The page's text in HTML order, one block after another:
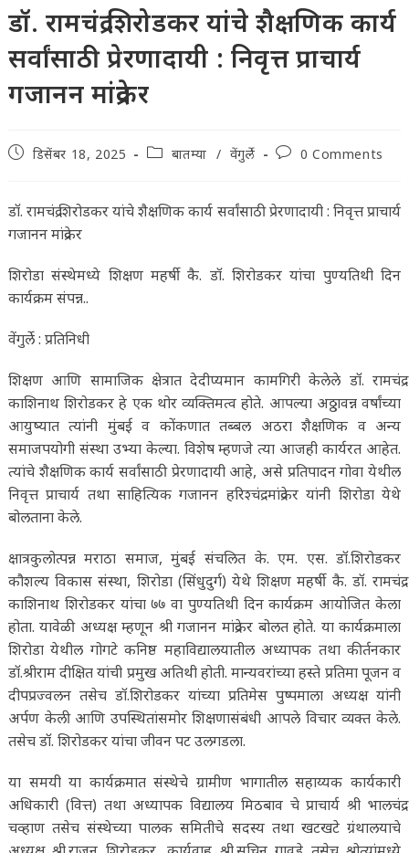
डॉ. रामचंद्र शिरोडकर यांचे शैक्षणिक कार्य
सर्वांसाठी प्रेरणादायी : निवृत्त प्राचार्य
गजानन मांद्रेकर
Postडिसेंबर 18, 2025
Postबातम्या / वेंगुर्ले
Post0 Comments
डॉ. रामचंद्र शिरोडकर यांचे शैक्षणिक कार्य सर्वांसाठी प्रेरणादायी : निवृत्त प्राचार्य
गजानन मांद्रेकर
शिरोडा संस्थेमध्ये शिक्षण महर्षी कै. डॉ. शिरोडकर यांचा पुण्यतिथी दिन
कार्यक्रम संपन्न..
वेंगुर्ले : प्रतिनिधी
शिक्षण आणि सामाजिक क्षेत्रात देदीप्यमान कामगिरी केलेले डॉ. रामचंद्र
काशिनाथ शिरोडकर हे एक थोर व्यक्तिमत्व होते. आपल्या अठ्ठावन्न वर्षांच्या
आयुष्यात त्यांनी मुंबई व कोंकणात तब्बल अठरा शैक्षणिक व अन्य
समाजपयोगी संस्था उभ्या केल्या. विशेष म्हणजे त्या आजही कार्यरत आहेत.
त्यांचे शैक्षणिक कार्य सर्वांसाठी प्रेरणादायी आहे, असे प्रतिपादन गोवा येथील
निवृत्त प्राचार्य तथा साहित्यिक गजानन हरिश्चंद्र मांद्रेकर यांनी शिरोडा येथे
बोलताना केले.
क्षात्रकुलोत्पन्न मराठा समाज, मुंबई संचलित के. एम. एस. डॉ.शिरोडकर
कौशल्य विकास संस्था, शिरोडा (सिंधुदुर्ग) येथे शिक्षण महर्षी कै. डॉ. रामचंद्र
काशिनाथ शिरोडकर यांचा ७७ वा पुण्यतिथी दिन कार्यक्रम आयोजित केला
होता. यावेळी अध्यक्ष म्हणून श्री गजानन मांद्रेकर बोलत होते. या कार्यक्रमाला
शिरोडा येथील गोगटे कनिष्ठ महाविद्यालयातील अध्यापक तथा कीर्तनकार
डॉ.श्रीराम दीक्षित यांची प्रमुख अतिथी होती. मान्यवरांच्या हस्ते प्रतिमा पूजन व
दीपप्रज्वलन तसेच डॉ.शिरोडकर यांच्या प्रतिमेस पुष्पमाला अध्यक्ष यांनी
अर्पण केली आणि उपस्थितांसमोर शिक्षणासंबंधी आपले विचार व्यक्त केले.
तसेच डॉ. शिरोडकर यांचा जीवन पट उलगडला.
या समयी या कार्यक्रमात संस्थेचे ग्रामीण भागातील सहाय्यक कार्यकारी
अधिकारी (वित्त) तथा अध्यापक विद्यालय मिठबाव चे प्राचार्य श्री भालचंद्र
चव्हाण तसेच संस्थेच्या पालक समितीचे सदस्य तथा खटखटे ग्रंथालयाचे